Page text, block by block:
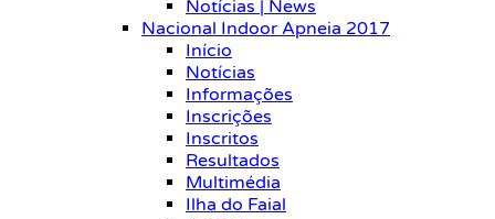
Notícias | News
Nacional Indoor Apneia 2017
Início
Notícias
Informações
Inscrições
Inscritos
Resultados
Multimédia
Ilha do Faial